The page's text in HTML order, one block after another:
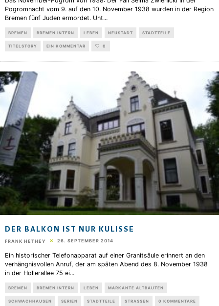
Pogromnacht vom 9. auf den 10. November 1938 wurden in der Region
Bremen fünf Juden ermordet. Unt...
BREMEN BREMEN INTERN LEBEN NEUSTADT STADTTEILE
TITELSTORY EIN KOMMENTAR 0
DER BALKON IST NUR KULISSE
FRANK HETHEY 26. SEPTEMBER 2014
Ein historischer Telefonapparat auf einer Granitsäule erinnert an den
verhängnisvollen Anruf, der am späten Abend des 8. November 1938
in der Hollerallee 75 ei...
BREMEN BREMEN INTERN LEBEN MARKANTE ALTBAUTEN
SCHWACHHAUSEN SERIEN STADTTEILE STRASSEN 0 KOMMENTARE